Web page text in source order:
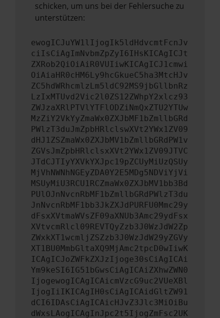
schicken, um uns bei der Fehlersuche zu
unterstützen:
ewogICJuYW1lIjogIk5ldHdvcmtFcnJv
ciIsCiAgImNvbmZpZyI6IHsKICAgICJt
ZXRob2QiOiAiR0VUIiwKICAgICJ1cmwi
OiAiaHR0cHM6Ly9hcGkueC5ha3MtcHJv
ZC5hdWRhcmlzLm5ldC92MS9jbGllbnRz
LzIxMTUvd2Vic2l0ZS12ZWhpY2xlcz93
ZWJzaXRlPTVlYTFlODZiNmQxZTU2YTUw
MzZiY2VkYyZmaWx0ZXJbMF1bZmllbGRd
PWlzT3duJmZpbHRlclswXVt2YWx1ZV09
dHJ1ZSZmaWx0ZXJbMV1bZmllbGRdPW1v
ZGVsJmZpbHRlclsxXVt2YWx1ZV09JTVC
JTdCJTIyYXVkYXJpc19pZCUyMiUzQSUy
MjVhNWNhNGEyZDA0Y2E5MDg5NDViYjVi
MSUyMiU3RCU1RCZmaWx0ZXJbMV1bb3Bd
PUlOJnNvcnRbMF1bZmllbGRdPWlzT3du
JnNvcnRbMF1bb3JkZXJdPURFU0Mmc29y
dFsxXVtmaWVsZF09aXNUb3Amc29ydFsx
XVtvcmRlcl09REVTQyZzb3J0WzJdW2Zp
ZWxkXT1wcmljZSZzb3J0WzJdW29yZGVy
XT1BU0MmbGltaXQ9MjAmc2tpcD0wIiwK
ICAgICJoZWFkZXJzIjoge30sCiAgICAi
Ym9keSI6IG51bGwsCiAgICAiZXhwZWN0
IjogewogICAgICAicmVzcG9uc2VUeXBl
IjogIiIKICAgIH0sCiAgICAidGltZW91
dCI6IDAsCiAgICAicHJvZ3Jlc3MiOiBu
dWxsLAogICAgInJpc2t5IjogZmFsc2UK